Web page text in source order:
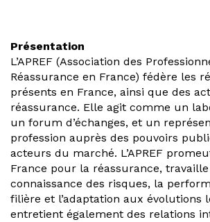
Présentation
L’APREF (Association des
Réassurance en France) fédère les
présents en France, ainsi que des
réassurance. Elle agit comme un
un forum d’échanges, et un
profession auprès des pouvoirs
acteurs du marché. L’APREF
France pour la réassurance,
connaissance des risques, la
filière et l’adaptation aux évolutions
entretient également des relations